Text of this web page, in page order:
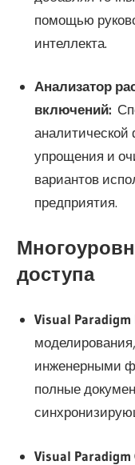
помощью
интеллекта.
Анализатор
включений:
упрощения и
вариантов
предприятия.
доступа
Visual Paradigm
инженерными
полные
Visual Paradigm